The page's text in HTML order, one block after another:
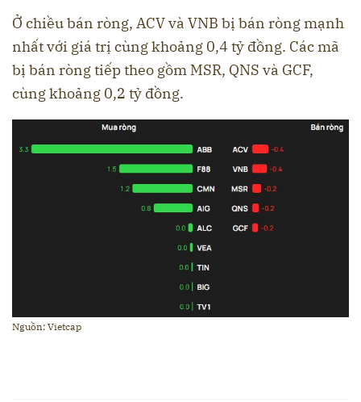
Ở chiều bán ròng, ACV và VNB bị bán ròng mạnh
nhất với giá trị cùng khoảng 0,4 tỷ đồng. Các mã
bị bán ròng tiếp theo gồm MSR, QNS và GCF,
cùng khoảng 0,2 tỷ đồng.
Nguồn: Vietcap